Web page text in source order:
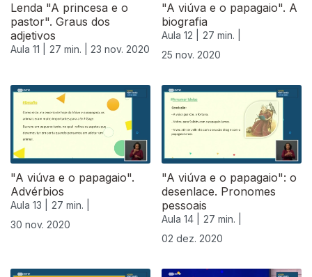
Lenda "A princesa e o
pastor". Graus dos
adjetivos
Aula 11 | 27 min. | 23 nov. 2020
"A viúva e o papagaio". A
biografia
Aula 12 |
27 min. |
25 nov. 2020
"A viúva e o papagaio".
Advérbios
Aula 13 |
27 min. |
30 nov. 2020
"A viúva e o papagaio": o
desenlace. Pronomes
pessoais
Aula 14 |
27 min. |
02 dez. 2020